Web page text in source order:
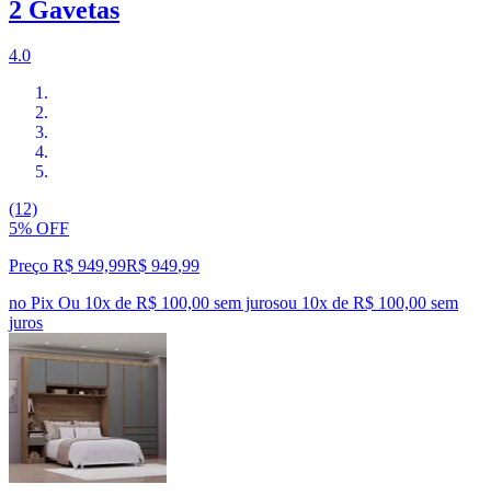
2 Gavetas
4.0
(12)
5% OFF
Preço R$ 949,99R$ 949,99
no Pix Ou 10x de R$ 100,00 sem jurosou 10x de R$ 100,00 sem
juros